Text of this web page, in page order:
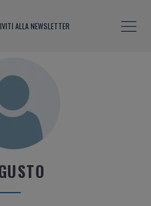
ALLA NEWSLETTER